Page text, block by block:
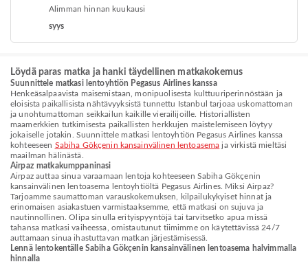
Alimman hinnan kuukausi
syys
Löydä paras matka ja hanki täydellinen matkakokemus
Suunnittele matkasi lentoyhtiön Pegasus Airlines kanssa
Henkeäsalpaavista maisemistaan, monipuolisesta kulttuuriperinnöstään ja
eloisista paikallisista nähtävyyksistä tunnettu Istanbul tarjoaa uskomattoman
ja unohtumattoman seikkailun kaikille vierailijoille. Historiallisten
maamerkkien tutkimisesta paikallisten herkkujen maistelemiseen löytyy
jokaiselle jotakin. Suunnittele matkasi lentoyhtiön Pegasus Airlines kanssa
kohteeseen Sabiha Gökçenin kansainvälinen lentoasema ja virkistä mieltäsi
maailman hälinästä.
Airpaz matkakumppaninasi
Airpaz auttaa sinua varaamaan lentoja kohteeseen Sabiha Gökçenin
kansainvälinen lentoasema lentoyhtiöltä Pegasus Airlines. Miksi Airpaz?
Tarjoamme saumattoman varauskokemuksen, kilpailukykyiset hinnat ja
erinomaisen asiakastuen varmistaaksemme, että matkasi on sujuva ja
nautinnollinen. Olipa sinulla erityispyyntöjä tai tarvitsetko apua missä
tahansa matkasi vaiheessa, omistautunut tiimimme on käytettävissä 24/7
auttamaan sinua ihastuttavan matkan järjestämisessä.
Lennä lentokentälle Sabiha Gökçenin kansainvälinen lentoasema halvimmalla
hinnalla